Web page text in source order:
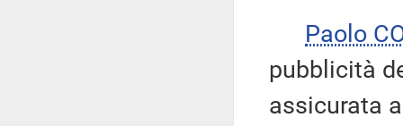
Paolo
pubblicità
assicurata